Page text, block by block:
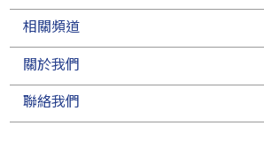
相關頻道
關於我們
聯絡我們